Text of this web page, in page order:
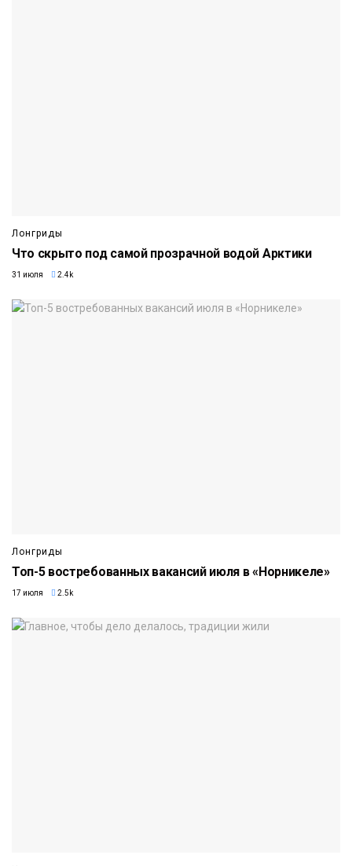
Лонгриды
Что скрыто под самой прозрачной водой Арктики
31 июля 2.4k
Лонгриды
Топ-5 востребованных вакансий июля в «Норникеле»
17 июля 2.5k